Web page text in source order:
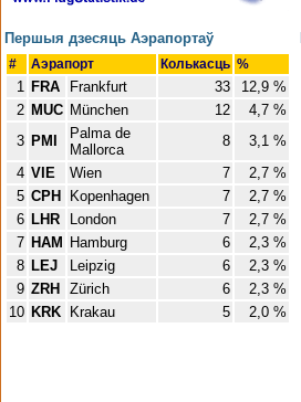
Першыя дзесяць Аэрапортаў
# Аэрапорт Колькасць %
1 FRA Frankfurt 33
12,9 %
2 MUC München 12
4,7 %
3 PMI
Palma de
Mallorca
8
3,1 %
4 VIE Wien 7
2,7 %
5 CPH Kopenhagen 7
2,7 %
6 LHR London 7
2,7 %
7 HAM Hamburg 6
2,3 %
8 LEJ Leipzig 6
2,3 %
9 ZRH Zürich 6
2,3 %
10 KRK Krakau 5 2,0 %